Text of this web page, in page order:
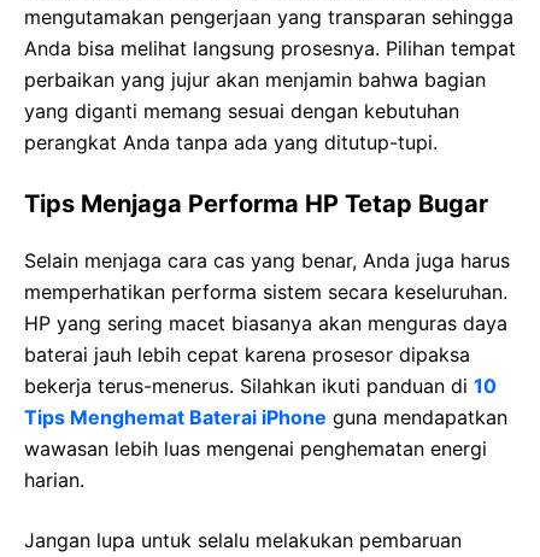
mengutamakan pengerjaan yang transparan sehingga
Anda bisa melihat langsung prosesnya. Pilihan tempat
perbaikan yang jujur akan menjamin bahwa bagian
yang diganti memang sesuai dengan kebutuhan
perangkat Anda tanpa ada yang ditutup-tupi.
Tips Menjaga Performa HP Tetap Bugar
Selain menjaga cara cas yang benar, Anda juga harus
memperhatikan performa sistem secara keseluruhan.
HP yang sering macet biasanya akan menguras daya
baterai jauh lebih cepat karena prosesor dipaksa
bekerja terus-menerus. Silahkan ikuti panduan di 10
Tips Menghemat Baterai iPhone guna mendapatkan
wawasan lebih luas mengenai penghematan energi
harian.
Jangan lupa untuk selalu melakukan pembaruan